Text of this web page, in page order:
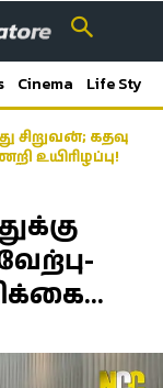
Cinema Life Style
சிறுவன்; கதவு
உயிரிழப்பு!